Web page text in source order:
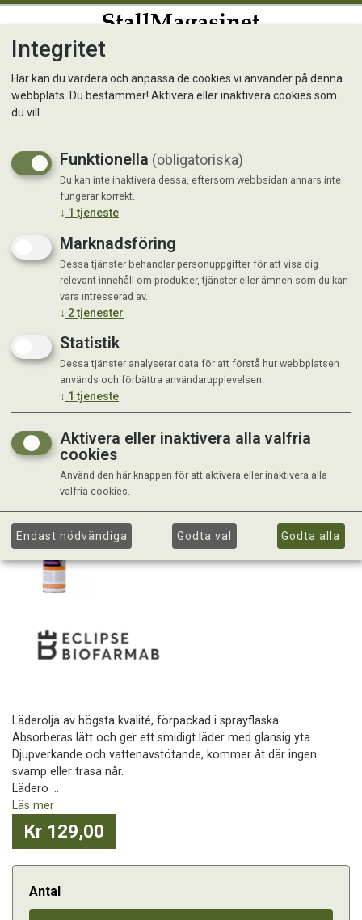
Eclipse Läderolja 400 ml
Läderolja av högsta kvalité, förpackad i sprayflaska.
Absorberas lätt och ger ett smidigt läder med glansig yta.
Djupverkande och vattenavstötande, kommer åt där ingen
svamp eller trasa når.
Lädero ...
Läs mer
Kr 129,00
Antal
Integritet
Här kan du värdera och anpassa de cookies vi använder på denna
webbplats. Du bestämmer! Aktivera eller inaktivera cookies som
du vill.
Funktionella (obligatoriska)
Du kan inte inaktivera dessa, eftersom webbsidan annars inte
fungerar korrekt.
↓ 1 tjeneste
Marknadsföring
Dessa tjänster behandlar personuppgifter för att visa dig
relevant innehåll om produkter, tjänster eller ämnen som du kan
vara intresserad av.
↓ 2tjenester
Statistik
Dessa tjänster analyserar data för att förstå hur webbplatsen
används och förbättra användarupplevelsen.
↓ 1 tjeneste
Aktivera eller inaktivera alla valfria
cookies
Använd den här knappen för att aktivera eller inaktivera alla
valfria cookies.
Endast nödvändiga Godta val Godta alla